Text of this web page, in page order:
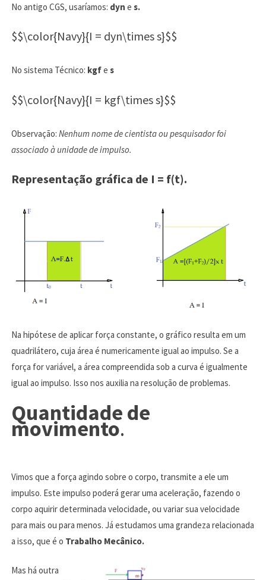
No antigo CGS, usaríamos: dyn e s.
$$\color{Navy}{I = dyn\times s}$$
No sistema Técnico: kgfe s
$$\color{Navy}{I = kgf\times s}$$
Observação: Nenhum nome de cientista ou pesquisador foi
associado à unidade de impulso.
Representação gráfica de I = f(t).
Na hipótese de aplicar força constante, o gráfico resulta em um
quadrilátero, cuja área é numericamente igual ao impulso. Se a
força for variável, a área compreendida sob a curva é igualmente
igual ao impulso. Isso nos auxilia na resolução de problemas.
Quantidade de
movimento.
Vimos que a força agindo sobre o corpo, transmite a ele um
impulso. Este impulso poderá gerar uma aceleração, fazendo o
corpo aquirir determinada velocidade, ou variar sua velocidade
para mais ou para menos. Já estudamos uma grandeza relacionada
a isso, que é o Trabalho Mecânico.
Mas há outra